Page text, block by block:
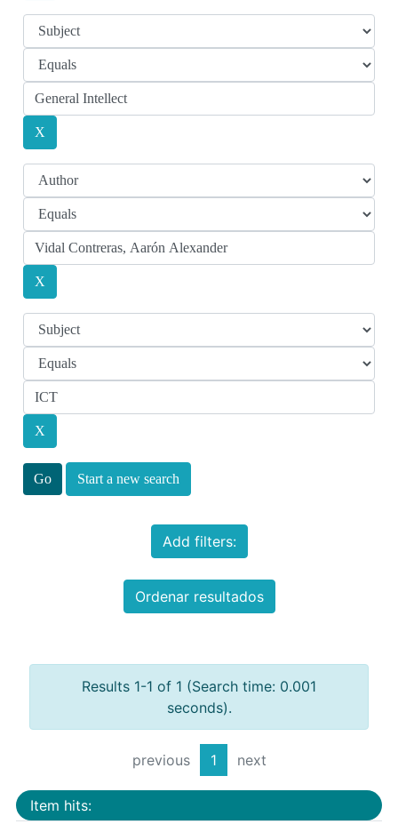
Start a new search
Add filters:
Ordenar resultados
Results 1-1 of 1 (Search time: 0.001
seconds).
previous 1 next
Item hits: